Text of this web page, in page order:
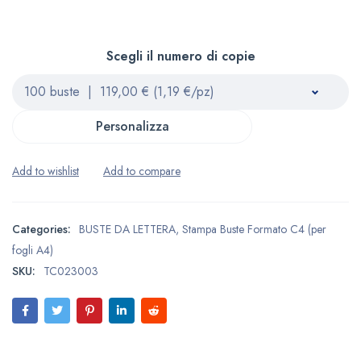
Scegli il numero di copie
Personalizza
Categories: BUSTE DA LETTERA, Stampa Buste Formato C4 (per
fogli A4)
SKU: TC023003